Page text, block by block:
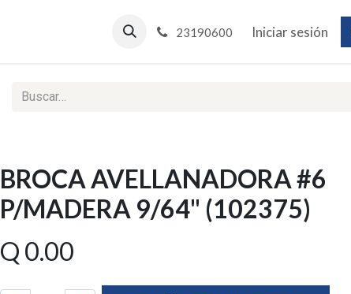
Reportes Web 23190600 Iniciar sesión
BROCA AVELLANADORA #6
P/MADERA 9/64" (102375)
Q 0.00